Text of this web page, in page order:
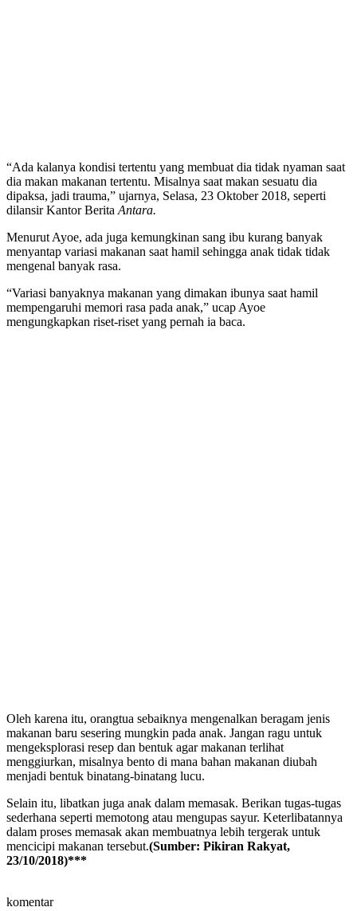
“Ada kalanya kondisi tertentu yang membuat dia tidak nyaman saat
dia makan makanan tertentu. Misalnya saat makan sesuatu dia
dipaksa, jadi trauma,” ujarnya, Selasa, 23 Oktober 2018, seperti
dilansir Kantor Berita Antara.
Menurut Ayoe, ada juga kemungkinan sang ibu kurang banyak
menyantap variasi makanan saat hamil sehingga anak tidak tidak
mengenal banyak rasa.
“Variasi banyaknya makanan yang dimakan ibunya saat hamil
mempengaruhi memori rasa pada anak,” ucap Ayoe
mengungkapkan riset-riset yang pernah ia baca.
Oleh karena itu, orangtua sebaiknya mengenalkan beragam jenis
makanan baru sesering mungkin pada anak. Jangan ragu untuk
mengeksplorasi resep dan bentuk agar makanan terlihat
menggiurkan, misalnya bento di mana bahan makanan diubah
menjadi bentuk binatang-binatang lucu.
Selain itu, libatkan juga anak dalam memasak. Berikan tugas-tugas
sederhana seperti memotong atau mengupas sayur. Keterlibatannya
dalam proses memasak akan membuatnya lebih tergerak untuk
mencicipi makanan tersebut.(Sumber: Pikiran Rakyat,
23/10/2018)***
komentar